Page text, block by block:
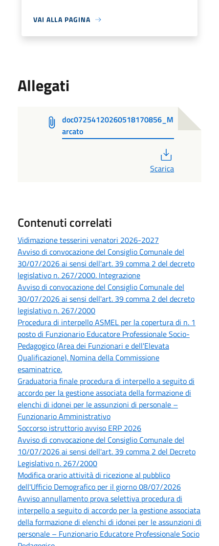
VAI ALLA PAGINA
Allegati
doc07254120260518170856_M
arcato
Scarica
Contenuti correlati
Vidimazione tesserini venatori 2026-2027
Avviso di convocazione del Consiglio Comunale del
30/07/2026 ai sensi dell'art. 39 comma 2 del decreto
legislativo n. 267/2000. Integrazione
Avviso di convocazione del Consiglio Comunale del
30/07/2026 ai sensi dell'art. 39 comma 2 del decreto
legislativo n. 267/2000
Procedura di interpello ASMEL per la copertura di n. 1
posto di Funzionario Educatore Professionale Socio-
Pedagogico (Area dei Funzionari e dell'Elevata
Qualificazione). Nomina della Commissione
esaminatrice.
Graduatoria finale procedura di interpello a seguito di
accordo per la gestione associata della formazione di
elenchi di idonei per le assunzioni di personale –
Funzionario Amministrativo
Soccorso istruttorio avviso ERP 2026
Avviso di convocazione del Consiglio Comunale del
10/07/2026 ai sensi dell'art. 39 comma 2 del Decreto
Legislativo n. 267/2000
Modifica orario attività di ricezione al pubblico
dell'Ufficio Demografico per il giorno 08/07/2026
Avviso annullamento prova selettiva procedura di
interpello a seguito di accordo per la gestione associata
della formazione di elenchi di idonei per le assunzioni di
personale – Funzionario Educatore Professionale Socio